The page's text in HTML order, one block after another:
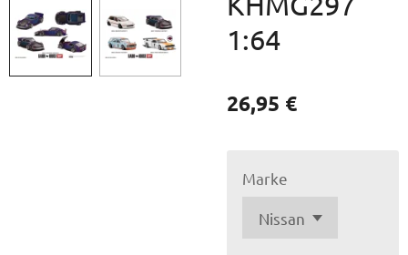
1:64
26,95 €
Marke